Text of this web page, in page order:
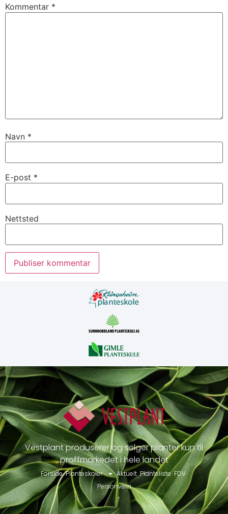
Kommentar *
Navn *
E-post *
Nettsted
Vestplant produserer og selger planter kun til
proffmarkedet i hele landet
Forside Planteskoler Aktuelt Planteliste FDV
Personvern